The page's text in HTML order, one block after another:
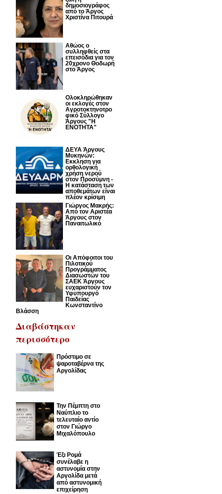
δημοσιογράφος
από το Άργος
Χριστίνα Πιτουρά
Αθώος ο
συλληφθείς στα
επεισόδια για τον
20χρονο Θοδωρή
στο Άργος
Ολοκληρώθηκαν
οι εκλογές στον
Αγροτοκτηνοτρο
φικό Σύλλογο
Άργους "Η
ΕΝΟΤΗΤΑ"
ΔΕΥΑ Άργους
Μυκηνών:
Εκκληση για
ορθολογική
χρήση νερού
στον Προσύμνη -
Η κατάσταση των
αποθεμάτων είναι
πλέον κρίσιμη
Γιώργος Μακρής:
Από τον Αριστέα
Άργους στον
Παναιτωλικό
Οι Απόφοιτοι του
Πιλοτικού
Προγράμματος
Διασωστών του
ΣΑΕΚ Άργους
ευχαριστούν τον
Υφυπουργό
Παιδείας
Κωνσταντίνο
Βλάσση
Διαβάστηκαν
περισσότερο
Πρόστιμο σε
ψαροταβέρνα της
Αργολίδας
Την Πέμπτη στο
Ναύπλιο το
τελευταίο αντίο
στον Γιώργο
Μιχαλόπουλο
Έξι Ρομά
συνέλαβε η
αστυνομία στην
Αργολίδα μετά
από αστυνομική
επιχείρηση